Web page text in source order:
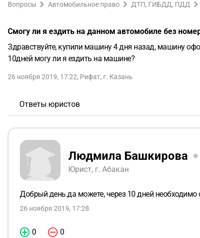
Вопросы Автомобильное право ДТП, ГИБДД, ПДД
Смогу ли я ездить на данном автомобиле без
Здравствуйте, купили машину 4 дня назад, машину
10дней могу ли я ездить на машине?
26 ноября 2019, 17:22, Рифат, г. Казань
Ответы юристов
Людмила Башкирова
Юрист, г. Абакан
Добрый день.да можете, через 10 дней необходимо
26 ноября 2019, 17:28
0 0